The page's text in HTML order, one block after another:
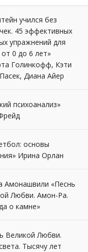
учился без
45 эффективных
упражнений для
0 до 6 лет»
Голинкофф, Кэти
Диана Айер
психоанализ»
основы
Ирина Орлан
Амонашвили «Песнь
Любви. Амон-Ра.
о камне»
Великой Любви.
Тысячу лет